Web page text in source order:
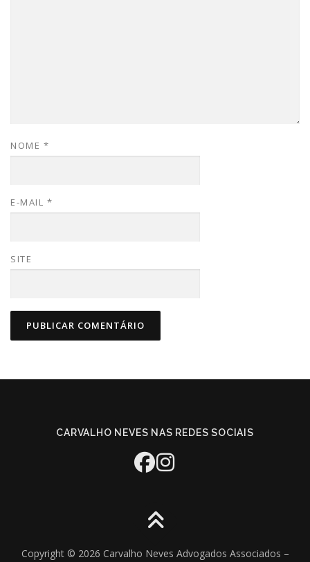
NOME *
E-MAIL *
SITE
CARVALHO NEVES NAS REDES SOCIAIS
Copyright © 2026 Carvalho Neves Advogados Associados –